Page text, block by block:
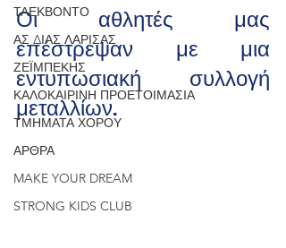
ΤΑΕΚΒΟΝΤΟ
ΑΣ ΔΙΑΣ ΛΑΡΙΣΑΣ
ΖΕΪΜΠΕΚΗΣ
ΚΑΛΟΚΑΙΡΙΝΗ ΠΡΟΕΤΟΙΜΑΣΙΑ
ΤΜΗΜΑΤΑ ΧΟΡΟΥ
ΑΡΘΡΑ
MAKE YOUR DREAM
STRONG KIDS CLUB
Οι αθλητές μας
επέστρεψαν με μια
εντυπωσιακή συλλογή
μεταλλίων.